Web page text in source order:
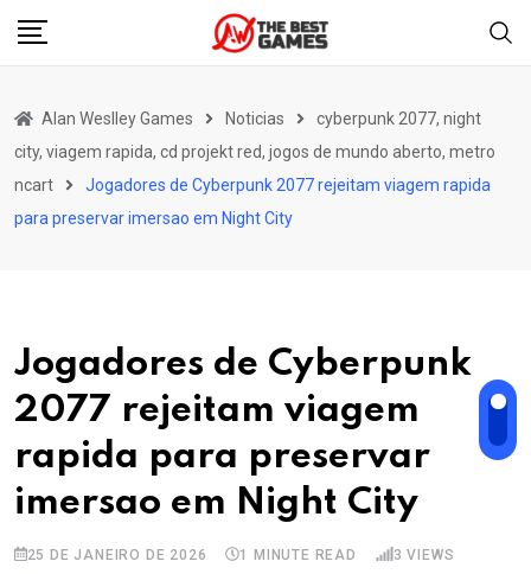
Skip
Alan Weslley Games Noticias
cyberpunk 2077, night
city, viagem rapida, cd projekt red, jogos de mundo aberto, metro
ncart
Jogadores de Cyberpunk 2077 rejeitam viagem rapida
para preservar imersao em Night City
Jogadores de Cyberpunk
2077 rejeitam viagem
rapida para preservar
imersao em Night City
25 DE JANEIRO DE 2026 1 MINUTE READ 3 VIEWS